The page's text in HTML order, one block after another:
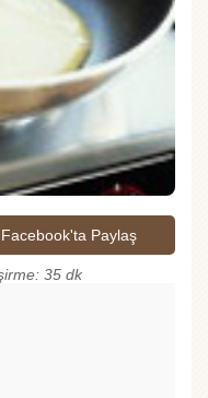
Facebook'ta Paylaş
35 dk